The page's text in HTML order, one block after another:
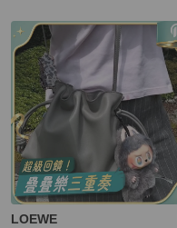
LOEWE